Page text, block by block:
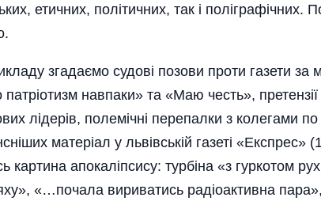
етичних, політичних, так і
згадаємо судові позови проти газети
патріотизм навпаки» та «Маю честь»,
лідерів, полемічні перепалки з колегами
матеріал у львівській газеті «Експрес»
картина апокаліпсису: турбіна «з гуркотом
«…почала вириватись радіоактивна